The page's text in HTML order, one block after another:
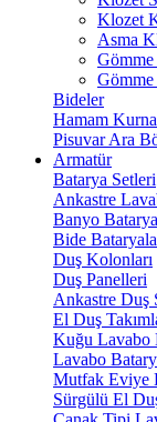
Klozet
Asma
Gömme
Gömme
Bideler
Hamam
Pisuvar Ara
Armatür
Batarya Setleri
Ankastre
Banyo
Bide
Duş Kolonları
Duş Panelleri
Ankastre Duş
El Duş
Kuğu Lavabo
Lavabo
Mutfak Eviye
Sürgülü El